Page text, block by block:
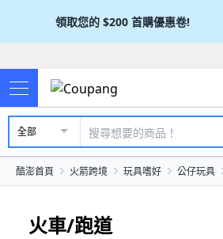
領取您的 $200 首購優惠卷!
全部
酷澎首頁 火箭跨境 玩具嗜好 公仔玩具
火車/跑道